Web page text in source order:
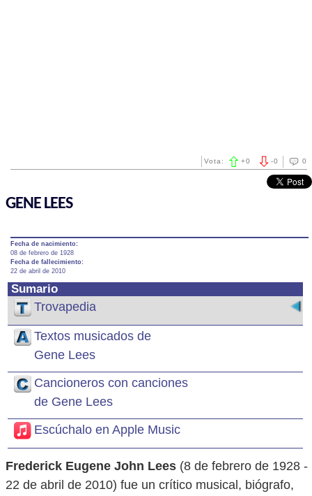
0
-0
Vota: +0
GENE LEES
Fecha de nacimiento:
08 de febrero de 1928
Fecha de fallecimiento:
22 de abril de 2010
Sumario
Trovapedia
Textos musicados de
Gene Lees
Cancioneros con canciones
de Gene Lees
Escúchalo en Apple Music
Frederick Eugene John Lees (8 de febrero de 1928 -
22 de abril de 2010) fue un crítico musical, biógrafo,